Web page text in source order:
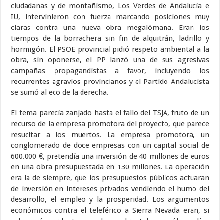
ciudadanas y de montañismo, Los Verdes de Andalucía e
IU, intervinieron con fuerza marcando posiciones muy
claras contra una nueva obra megalómana. Eran los
tiempos de la borrachera sin fin de alquitrán, ladrillo y
hormigón. El PSOE provincial pidió respeto ambiental a la
obra, sin oponerse, el PP lanzó una de sus agresivas
campañas propagandistas a favor, incluyendo los
recurrentes agravios provincianos y el Partido Andalucista
se sumó al eco de la derecha.
El tema parecía zanjado hasta el fallo del TSJA, fruto de un
recurso de la empresa promotora del proyecto, que parece
resucitar a los muertos. La empresa promotora, un
conglomerado de doce empresas con un capital social de
600.000 €, pretendía una inversión de 40 millones de euros
en una obra presupuestada en 130 millones. La operación
era la de siempre, que los presupuestos públicos actuaran
de inversión en intereses privados vendiendo el humo del
desarrollo, el empleo y la prosperidad. Los argumentos
económicos contra el teleférico a Sierra Nevada eran, si